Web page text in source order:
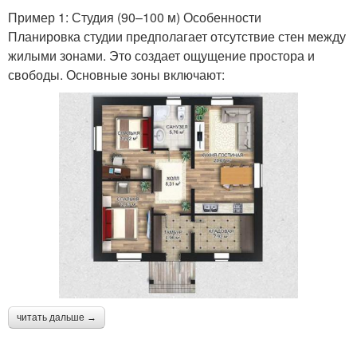
Пример 1: Студия (90–100 м) Особенности
Планировка студии предполагает отсутствие стен между
жилыми зонами. Это создает ощущение простора и
свободы. Основные зоны включают:
читать дальше →